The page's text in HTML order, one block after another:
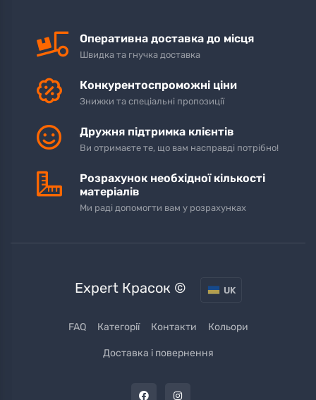
Оперативна доставка до місця
Швидка та гнучка доставка
Конкурентоспроможні ціни
Знижки та спеціальні пропозиції
Дружня підтримка клієнтів
Ви отримаєте те, що вам насправді потрібно!
Розрахунок необхідної кількості
матеріалів
Ми раді допомогти вам у розрахунках
Expert Красок © UK
FAQ Категорії Контакти Кольори
Доставка і повернення